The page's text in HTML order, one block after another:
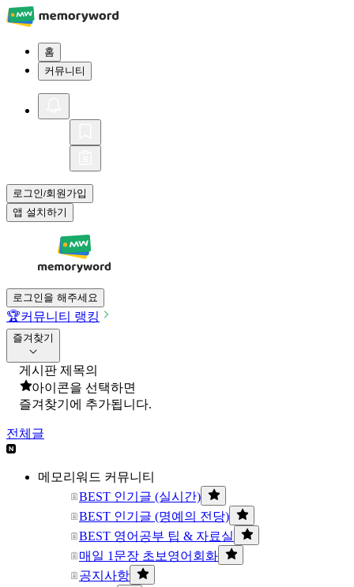
홈
커뮤니티
로그인/회원가입
앱 설치하기
로그인을 해주세요
🏆커뮤니티 랭킹
즐겨찾기
게시판 제목의
아이콘을 선택하면
즐겨찾기에 추가됩니다.
전체글
메모리워드 커뮤니티
BEST 인기글 (실시간)
BEST 인기글 (명예의 전당)
BEST 영어공부 팁 & 자료실
매일 1문장 초보영어회화
공지사항